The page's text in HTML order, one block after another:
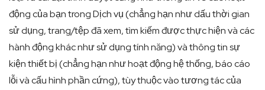
động của bạn trong Dịch vụ (chẳng hạn như dấu thời gian
sử dụng, trang/tệp đã xem, tìm kiếm được thực hiện và các
hành động khác như sử dụng tính năng) và thông tin sự
kiện thiết bị (chẳng hạn như hoạt động hệ thống, báo cáo
lỗi và cấu hình phần cứng), tùy thuộc vào tương tác của